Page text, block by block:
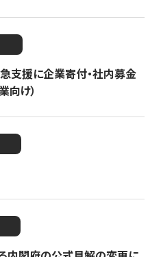
支援に企業寄付・社内募金
向け）